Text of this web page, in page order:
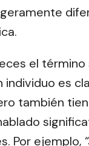
el término
individuo es
también
Por ejemplo,